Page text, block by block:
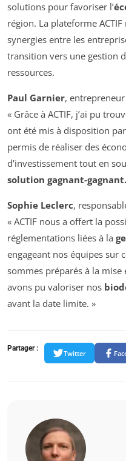
solutions pour favoriser l’
région. La plateforme
synergies entre les
transition vers une gestion
ressources.
Paul Garnier,
« Grâce à ACTIF, j’ai pu
ont été mis à disposition par
permis de réaliser des
d’investissement tout en
solution gagnant-gagnant.
Sophie Leclerc,
« ACTIF nous a offert la
réglementations liées à la
engageant nos équipes sur
sommes préparés à la
avons pu valoriser nos
avant la date limite. »
Partager :
Twitter